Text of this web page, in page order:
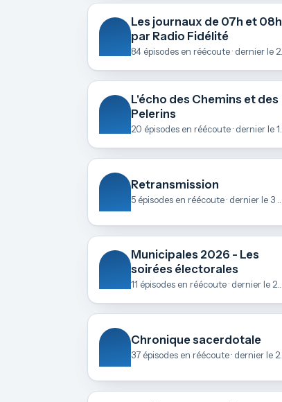
Les journaux de 07h et 08h
par Radio Fidélité
84
L'écho des Chemins et des
Pelerins
20
Retransmission
Municipales 2026 - Les
soirées électorales
11 épisodes en réécoute · dernier le 23 mars
Chronique sacerdotale